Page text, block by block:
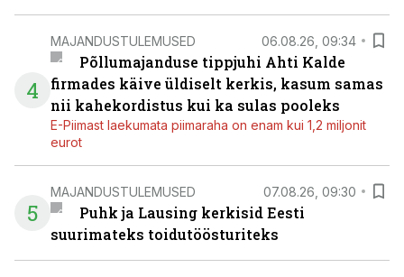
4
MAJANDUSTULEMUSED 06.08.26, 09:34
Põllumajanduse tippjuhi Ahti Kalde
firmades käive üldiselt kerkis, kasum samas
nii kahekordistus kui ka sulas pooleks
E-Piimast laekumata piimaraha on enam kui 1,2 miljonit
eurot
5
MAJANDUSTULEMUSED 07.08.26, 09:30
Puhk ja Lausing kerkisid Eesti
suurimateks toidutöösturiteks